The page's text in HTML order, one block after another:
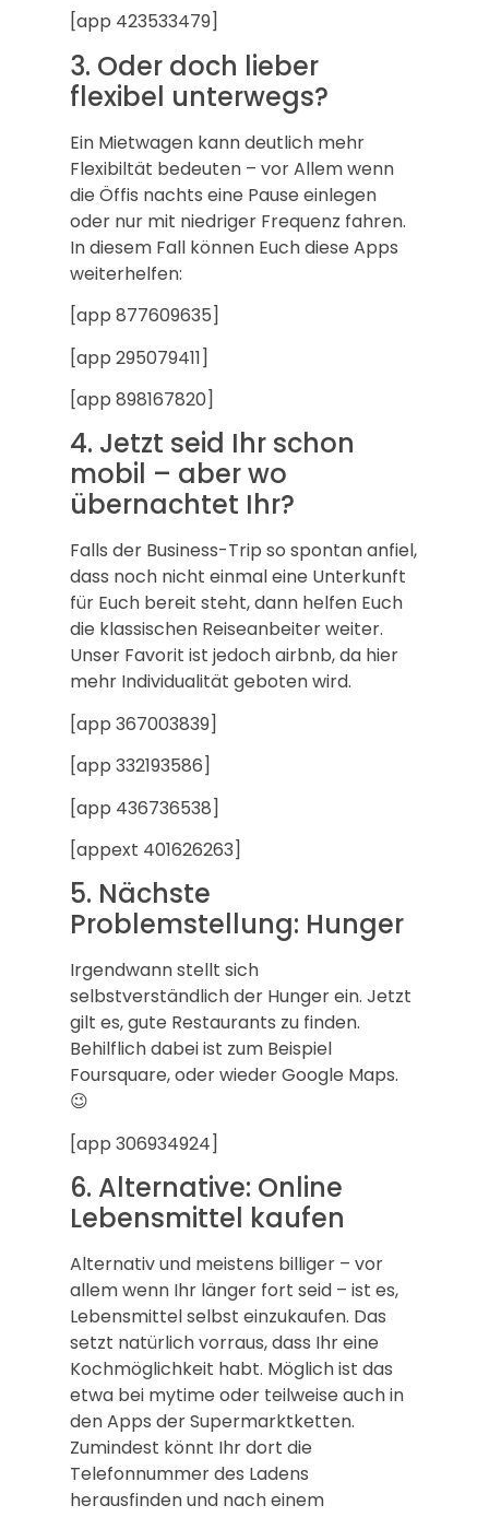
[app 423533479]
3. Oder doch lieber
flexibel unterwegs?
Ein Mietwagen kann deutlich mehr
Flexibiltät bedeuten – vor Allem wenn
die Öffis nachts eine Pause einlegen
oder nur mit niedriger Frequenz fahren.
In diesem Fall können Euch diese Apps
weiterhelfen:
[app 877609635]
[app 295079411]
[app 898167820]
4. Jetzt seid Ihr schon
mobil – aber wo
übernachtet Ihr?
Falls der Business-Trip so spontan anfiel,
dass noch nicht einmal eine Unterkunft
für Euch bereit steht, dann helfen Euch
die klassischen Reiseanbeiter weiter.
Unser Favorit ist jedoch airbnb, da hier
mehr Individualität geboten wird.
[app 367003839]
[app 332193586]
[app 436736538]
[appext 401626263]
5. Nächste
Problemstellung: Hunger
Irgendwann stellt sich
selbstverständlich der Hunger ein. Jetzt
gilt es, gute Restaurants zu finden.
Behilflich dabei ist zum Beispiel
Foursquare, oder wieder Google Maps.
😉
[app 306934924]
6. Alternative: Online
Lebensmittel kaufen
Alternativ und meistens billiger – vor
allem wenn Ihr länger fort seid – ist es,
Lebensmittel selbst einzukaufen. Das
setzt natürlich vorraus, dass Ihr eine
Kochmöglichkeit habt. Möglich ist das
etwa bei mytime oder teilweise auch in
den Apps der Supermarktketten.
Zumindest könnt Ihr dort die
Telefonnummer des Ladens
herausfinden und nach einem